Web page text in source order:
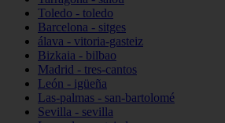
Toledo - toledo
Barcelona - sitges
álava - vitoria-gasteiz
Bizkaia - bilbao
Madrid - tres-cantos
León - igüeña
Las-palmas - san-bartolomé
Sevilla - sevilla